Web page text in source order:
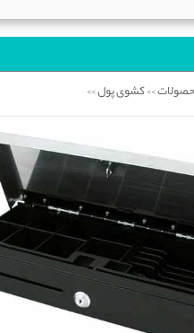
>>کشوی پول>>